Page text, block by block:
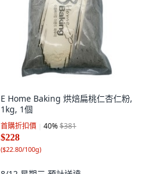
E Home Baking 烘焙扁桃仁杏仁粉,
1kg, 1個
首購折扣價 40%$381
$228
($22.80/100g)